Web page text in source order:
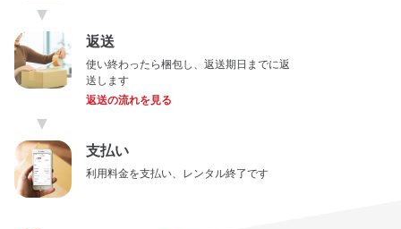
▼
返送
使い終わったら梱包し、返送期日までに返
送します
返送の流れを見る
▼
支払い
利用料金を支払い、レンタル終了です